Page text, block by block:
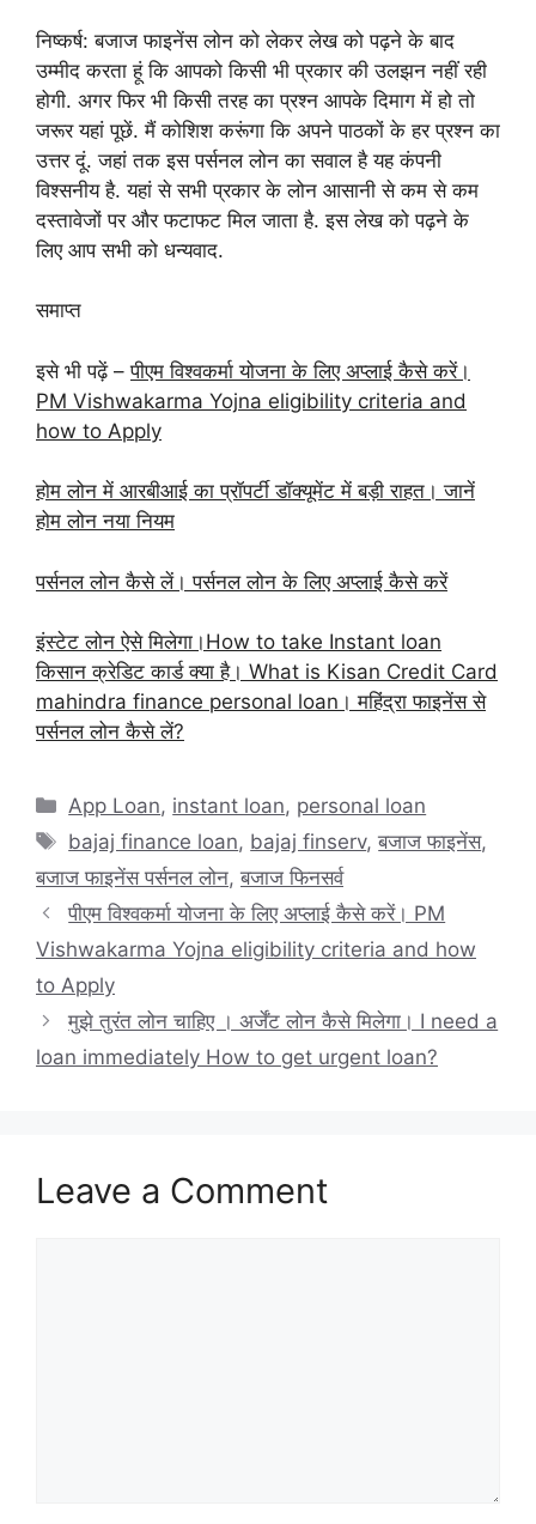
निष्कर्ष: बजाज फाइनेंस लोन को लेकर लेख को पढ़ने के बाद
उम्मीद करता हूं कि आपको किसी भी प्रकार की उलझन नहीं रही
होगी. अगर फिर भी किसी तरह का प्रश्न आपके दिमाग में हो तो
जरूर यहां पूछें. मैं कोशिश करूंगा कि अपने पाठकों के हर प्रश्न का
उत्तर दूं. जहां तक इस पर्सनल लोन का सवाल है यह कंपनी
विश्सनीय है. यहां से सभी प्रकार के लोन आसानी से कम से कम
दस्तावेजों पर और फटाफट मिल जाता है. इस लेख को पढ़ने के
लिए आप सभी को धन्यवाद.
समाप्त
इसे भी पढ़ें –पीएम विश्वकर्मा योजना के लिए अप्लाई कैसे करें।
PM Vishwakarma Yojna eligibility criteria and
how to Apply
होम लोन में आरबीआई का प्रॉपर्टी डॉक्यूमेंट में बड़ी राहत। जानें
होम लोन नया नियम
पर्सनल लोन कैसे लें। पर्सनल लोन के लिए अप्लाई कैसे करें
इंस्टेट लोन ऐसे मिलेगा।How to take Instant loan
किसान क्रेडिट कार्ड क्या है। What is Kisan Credit Card
mahindra finance personal loan। महिंद्रा फाइनेंस से
पर्सनल लोन कैसे लें?
Categories
App Loan, instant loan, personal loan
Tags
bajaj finance loan, bajaj finserv,बजाज फाइनेंस,
बजाज फाइनेंस पर्सनल लोन, बजाज फिनसर्व
पीएम विश्वकर्मा योजना के लिए अप्लाई कैसे करें। PM
Vishwakarma Yojna eligibility criteria and how
to Apply
मुझे तुरंत लोन चाहिए । अर्जेंट लोन कैसे मिलेगा। I need a
loan immediately How to get urgent loan?
Leave a Comment